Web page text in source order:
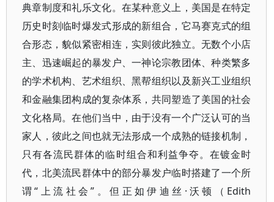
典章制度和礼乐文化。在某种意义上，美国是在特定
历史时刻临时爆发式形成的新组合，它马赛克式的组
合形态，貌似紧密相连，实则彼此独立。无数个小店
主、迅速崛起的暴发户、一神论宗教团体、种类繁多
的学术机构、艺术组织、黑帮组织以及新兴工业组织
和金融集团构成的复杂体系，共同塑造了美国的社会
文化格局。在他们当中，由于没有一个广泛认可的当
家人，彼此之间也就无法形成一个成熟的链接机制，
只有各流民群体的临时组合和利益争夺。在镀金时
代，北美流民群体中的部分暴发户临时搭建了一个所
谓“上流社会”。但正如伊迪丝·沃顿（Edith